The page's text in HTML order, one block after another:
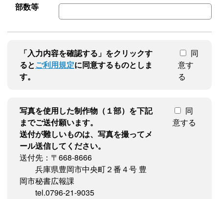
部数等
「入力内容を確認する」をクリックす
るとご利用規定に同意するものとしま
す。
同
意す
る
写真を使用した制作物（１部）を下記
までご送付願います。
送付が難しいものは、写真を撮ってメ
ール送信してください。
送付先：〒668-8666
兵庫県豊岡市中央町２番４号 豊
岡市秘書広報課
tel.0796-21-9035
同
意する